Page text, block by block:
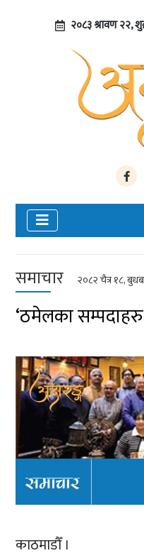
२०८३ श्रावण २२,
समाचार २०८२ चैत्र १८,
‘ठमेलका
काठमाडौँ ।